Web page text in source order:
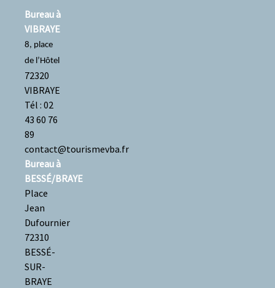
Bureau à
VIBRAYE
8, place
de l’Hôtel
72320
VIBRAYE
Tél : 02
43 60 76
89
contact@tourismevba.fr
Bureau à
BESSÉ/BRAYE
Place
Jean
Dufournier
72310
BESSÉ-
SUR-
BRAYE